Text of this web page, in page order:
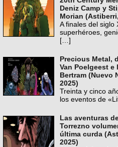
Deniz Camp y
Morian
A finales del siglo
superhéroes,
[…]
Precious Metal,
Van Poelgeest e
Bertram (Nuevo
2025)
Treinta y cinco
los eventos de
Las aventuras
Torrezno
última curda
2025)